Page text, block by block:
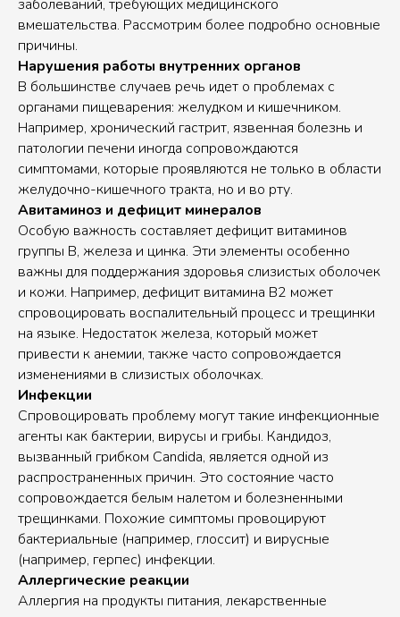
заболеваний, требующих медицинского
вмешательства. Рассмотрим более подробно основные
причины.
Нарушения работы внутренних органов
В большинстве случаев речь идет о проблемах с
органами пищеварения: желудком и кишечником.
Например, хронический гастрит, язвенная болезнь и
патологии печени иногда сопровождаются
симптомами, которые проявляются не только в области
желудочно-кишечного тракта, но и во рту.
Авитаминоз и дефицит минералов
Особую важность составляет дефицит витаминов
группы B, железа и цинка. Эти элементы особенно
важны для поддержания здоровья слизистых оболочек
и кожи. Например, дефицит витамина B2 может
спровоцировать воспалительный процесс и трещинки
на языке. Недостаток железа, который может
привести к анемии, также часто сопровождается
изменениями в слизистых оболочках.
Инфекции
Спровоцировать проблему могут такие инфекционные
агенты как бактерии, вирусы и грибы. Кандидоз,
вызванный грибком Candida, является одной из
распространенных причин. Это состояние часто
сопровождается белым налетом и болезненными
трещинками. Похожие симптомы провоцируют
бактериальные (например, глоссит) и вирусные
(например, герпес) инфекции.
Аллергические реакции
Аллергия на продукты питания, лекарственные